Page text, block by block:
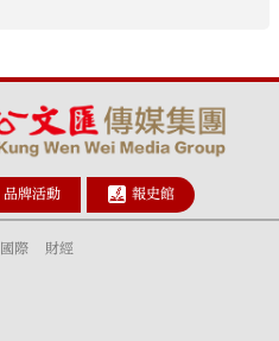
品牌活動 報史館
國際 財經